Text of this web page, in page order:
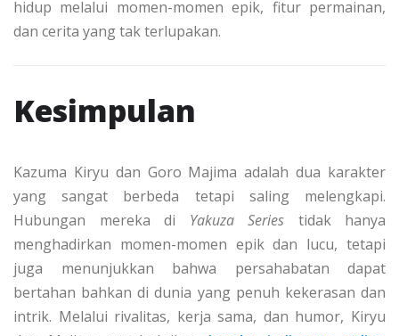
hidup melalui momen-momen epik, fitur permainan,
dan cerita yang tak terlupakan.
Kesimpulan
Kazuma Kiryu dan Goro Majima adalah dua karakter
yang sangat berbeda tetapi saling melengkapi.
Hubungan mereka di Yakuza Series tidak hanya
menghadirkan momen-momen epik dan lucu, tetapi
juga menunjukkan bahwa persahabatan dapat
bertahan bahkan di dunia yang penuh kekerasan dan
intrik. Melalui rivalitas, kerja sama, dan humor, Kiryu